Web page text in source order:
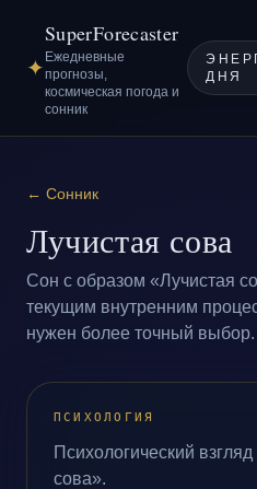
✦
SuperForecaster
Ежедневные
прогнозы,
космическая погода и
сонник
ДНЯ
← Сонник
Лучистая сова
Сон с образом «Лучистая
текущим внутренним
нужен более точный выбор.
ПСИХОЛОГИЯ
Психологический
сова».